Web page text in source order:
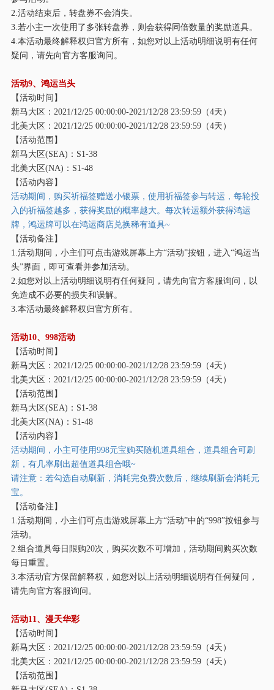
2.活动结束后，转盘券不会消失。
3.若小主一次使用了多张转盘券，则会获得同倍数量的奖励道具。
4.本活动最终解释权归官方所有，如您对以上活动明细说明有任何
疑问，请先向官方客服询问。
活动9、鸿运当头
【活动时间】
新马大区： 2021/12/25 00:00:00-2021/12/28 23:59:59（4天）
北美大区： 2021/12/25 00:00:00-2021/12/28 23:59:59（4天）
【活动范围】
新马大区(SEA)：S1-38
北美大区(NA)：S1-48
【活动内容】
活动期间，购买祈福签赠送小银票，使用祈福签参与转运，每轮投
入的祈福签越多，获得奖励的概率越大。每次转运额外获得鸿运
牌，鸿运牌可以在鸿运商店兑换稀有道具~
【活动备注】
1.活动期间，小主们可点击游戏屏幕上方“活动”按钮，进入“鸿运当
头”界面，即可查看并参加活动。
2.如您对以上活动明细说明有任何疑问，请先向官方客服询问，以
免造成不必要的损失和误解。
3.本活动最终解释权归官方所有。
活动10、998活动
【活动时间】
新马大区： 2021/12/25 00:00:00-2021/12/28 23:59:59（4天）
北美大区： 2021/12/25 00:00:00-2021/12/28 23:59:59（4天）
【活动范围】
新马大区(SEA)：S1-38
北美大区(NA)：S1-48
【活动内容】
活动期间，小主可使用998元宝购买随机道具组合，道具组合可刷
新，有几率刷出超值道具组合哦~
请注意：若勾选自动刷新，消耗完免费次数后，继续刷新会消耗元
宝。
【活动备注】
1.活动期间，小主们可点击游戏屏幕上方“活动”中的“998”按钮参与
活动。
2.组合道具每日限购20次，购买次数不可增加，活动期间购买次数
每日重置。
3.本活动官方保留解释权，如您对以上活动明细说明有任何疑问，
请先向官方客服询问。
活动11、漫天华彩
【活动时间】
新马大区： 2021/12/25 00:00:00-2021/12/28 23:59:59（4天）
北美大区： 2021/12/25 00:00:00-2021/12/28 23:59:59（4天）
【活动范围】